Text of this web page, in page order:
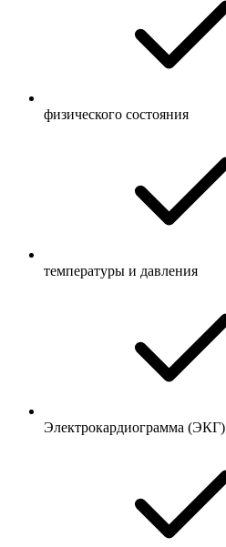
физического состояния
температуры и давления
Электрокардиограмма (ЭКГ)